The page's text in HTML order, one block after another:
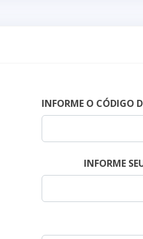
INFORME O CÓDIGO
INFORME